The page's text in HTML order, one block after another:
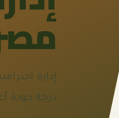
درجة جودة